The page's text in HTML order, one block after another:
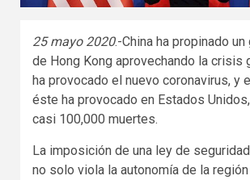
25 mayo 2020.-China ha propinado
de Hong Kong aprovechando la crisis
ha provocado el nuevo coronavirus, y
éste ha provocado en Estados
casi 100,000 muertes.
La imposición de una ley de
no solo viola la autonomía de la